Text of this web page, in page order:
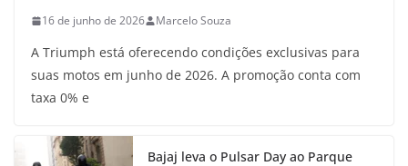
16 de junho de 2026 Marcelo Souza
A Triumph está oferecendo condições exclusivas para
suas motos em junho de 2026. A promoção conta com
taxa 0% e
Bajaj leva o Pulsar Day ao Parque